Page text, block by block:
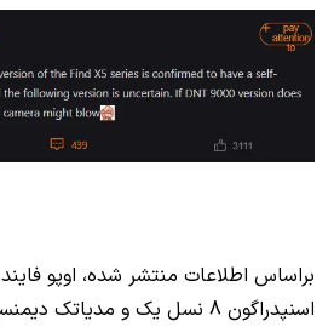
براساس اطلاعات منتشر شده، اوپو فایند